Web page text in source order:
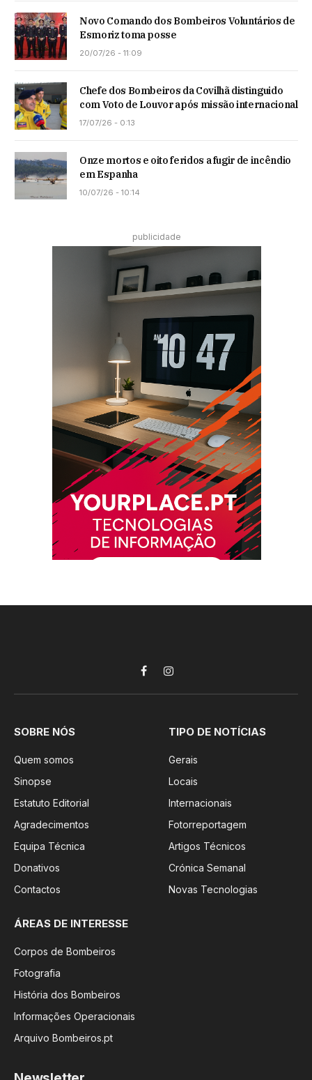
Novo Comando dos Bombeiros Voluntários de
Esmoriz toma posse
20/07/26 - 11:09
Chefe dos Bombeiros da Covilhã distinguido
com Voto de Louvor após missão internacional
17/07/26 - 0:13
Onze mortos e oito feridos a fugir de incêndio
em Espanha
10/07/26 - 10:14
publicidade
FacebookInstagram
SOBRE NÓS
Quem somos
Sinopse
Estatuto Editorial
Agradecimentos
Equipa Técnica
Donativos
Contactos
TIPO DE NOTÍCIAS
Gerais
Locais
Internacionais
Fotorreportagem
Artigos Técnicos
Crónica Semanal
Novas Tecnologias
ÁREAS DE INTERESSE
Corpos de Bombeiros
Fotografia
História dos Bombeiros
Informações Operacionais
Arquivo Bombeiros.pt